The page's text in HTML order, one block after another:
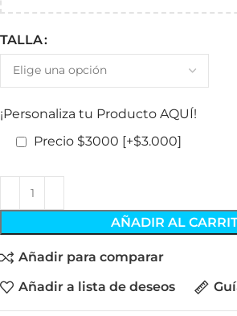
TALLA
¡Personaliza tu Producto AQUÍ!
Precio $3000 [+$3.000]
AÑADIR AL
Añadir para comparar
Añadir a lista de deseos